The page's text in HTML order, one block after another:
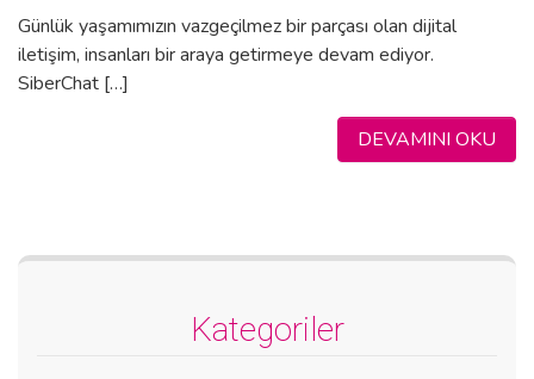
Günlük yaşamımızın vazgeçilmez bir parçası olan dijital
iletişim, insanları bir araya getirmeye devam ediyor.
SiberChat […]
DEVAMINI OKU
Kategoriler